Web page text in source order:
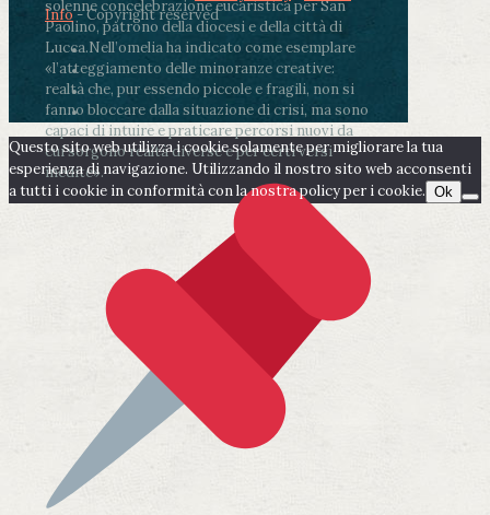
solenne concelebrazione eucaristica per San
Paolino, patrono della diocesi e della città di
Lucca.Nell’omelia ha indicato come esemplare
«l’atteggiamento delle minoranze creative:
realtà che, pur essendo piccole e fragili, non si
fanno bloccare dalla situazione di crisi, ma sono
capaci di intuire e praticare percorsi nuovi da
cui sorgono realtà diverse e per certi versi
inedite».
Info- Copyright reserved
Questo sito web utilizza i cookie solamente per migliorare la tua
esperienza di navigazione. Utilizzando il nostro sito web acconsenti
a tutti i cookie in conformità con la nostra policy per i cookie. Ok